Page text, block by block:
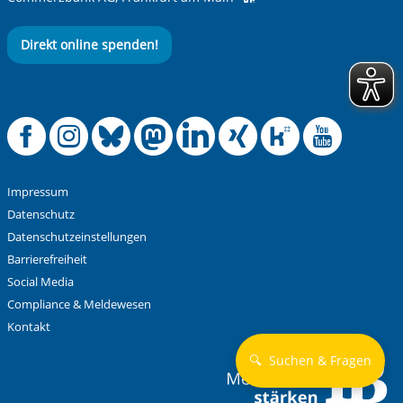
Direkt online spenden!
Offizielle
Offizielle
Offizielle
Offizielle
Offizielle
Impressum
Datenschutz
Datenschutzeinstellungen
Barrierefreiheit
Social Media
Compliance & Meldewesen
Kontakt
🔍 Suchen & Fragen